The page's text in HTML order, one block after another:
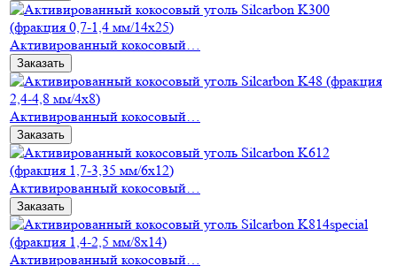
Активированный кокосовый…
Заказать
Активированный кокосовый…
Заказать
Активированный кокосовый…
Заказать
Активированный кокосовый…